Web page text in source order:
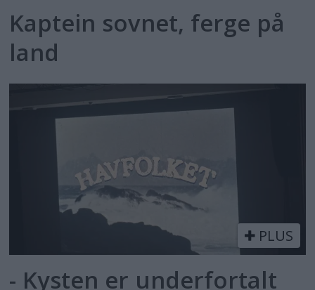
Kaptein sovnet, ferge på
land
PLUS
- Kysten er underfortalt